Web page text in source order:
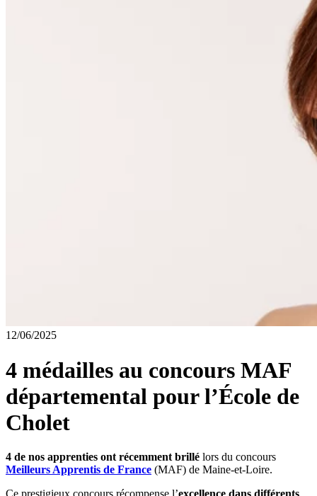
12/06/2025
4 médailles au concours MAF
départemental pour l’École de
Cholet
4 de nos apprenties ont récemment brillé lors du concours
Meilleurs Apprentis de France (MAF) de Maine-et-Loire.
Ce prestigieux concours récompense l’excellence dans différents